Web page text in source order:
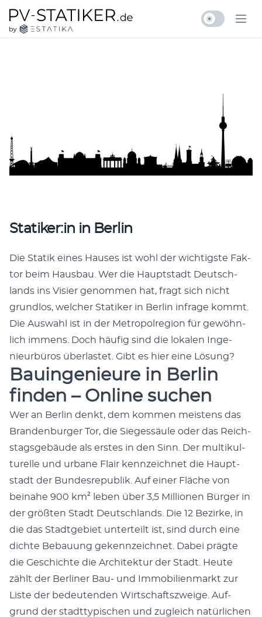
pv-statiker.de by ESTATIKA
Statiker:in in Berlin
Die Sta­tik eines Haus­es ist wohl der wichtig­ste Fak­
tor beim Haus­bau. Wer die Haupt­stadt Deutsch­
lands ins Visi­er genom­men hat, fragt sich nicht
grund­los, welch­er Sta­tik­er in Berlin infrage kommt.
Die Auswahl ist in der Metropol­re­gion für gewöhn­
lich immens. Doch häu­fig sind die lokalen Inge­
nieur­büros über­lastet. Gibt es hier eine Lösung?
Bauingenieure in Berlin
finden – Online suchen
Wer an Berlin denkt, dem kom­men meis­tens das
Bran­den­burg­er Tor, die Siegessäule oder das Reich­
stags­ge­bäude als erstes in den Sinn. Der mul­ti­kul­
turelle und urbane Flair kennze­ich­net die Haupt­
stadt der Bun­desre­pub­lik. Auf ein­er Fläche von
beina­he 900 km² leben über 3,5 Mil­lio­nen Bürg­er in
der größten Stadt Deutsch­lands. Die 12 Bezirke, in
die das Stadt­ge­bi­et unterteilt ist, sind durch eine
dichte Bebau­ung gekennze­ich­net. Dabei prägte
die Geschichte die Architek­tur der Stadt. Heute
zählt der Berlin­er Bau- und Immo­bilien­markt zur
Liste der bedeu­ten­den Wirtschaft­szweige. Auf­
grund der stadt­typ­is­chen und zugle­ich natür­lichen